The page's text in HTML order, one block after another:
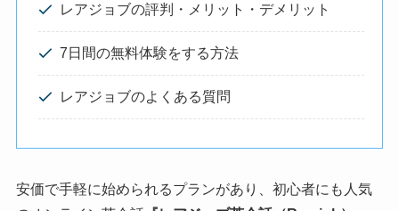
レアジョブの評判・メリット・デメリット
7日間の無料体験をする方法
レアジョブのよくある質問
安価で手軽に始められるプランがあり、初心者にも人気